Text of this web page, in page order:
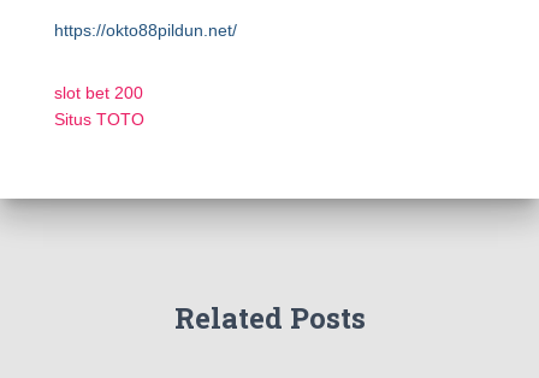
https://okto88pildun.net/
slot bet 200
Situs TOTO
Related Posts